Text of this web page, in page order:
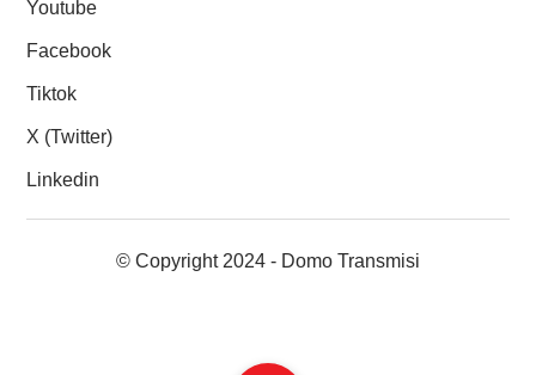
Youtube
Facebook
Tiktok
X (Twitter)
Linkedin
© Copyright 2024 - Domo Transmisi